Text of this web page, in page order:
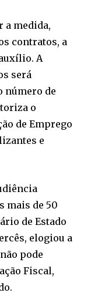
a medida,
contratos, a
A
será
número de
o
de Emprego
e
mais de 50
de Estado
elogiou a
pode
Fiscal,